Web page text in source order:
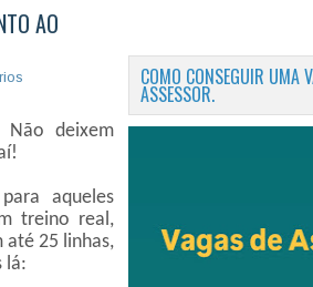
AO
Não deixem
aqueles
treino real,
até 25 linhas,
lá:
COMO CONSEGUIR UMA
ASSESSOR.